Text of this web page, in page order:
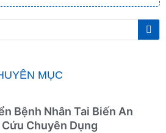
MỤC
Bệnh Nhân Tai Biến An
Chuyên Dụng